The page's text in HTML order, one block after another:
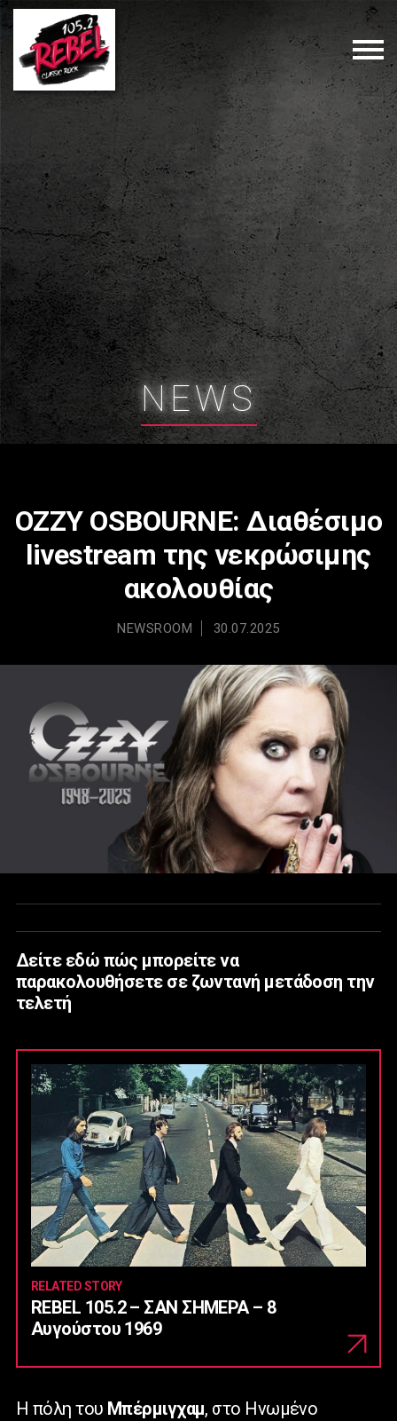
NEWS
OZZY OSBOURNE: Διαθέσιμο
livestream της νεκρώσιμης
ακολουθίας
NEWSROOM 30.07.2025
Δείτε εδώ πώς μπορείτε να
παρακολουθήσετε σε ζωντανή μετάδοση την
τελετή
RELATED STORY
REBEL 105.2 – ΣΑΝ ΣΗΜΕΡΑ – 8
Αυγούστου 1969
Η πόλη του Μπέρμιγχαμ, στο Ηνωμένο